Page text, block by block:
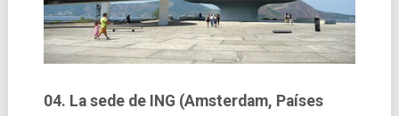
04. La sede de ING (Amsterdam, Paí­ses